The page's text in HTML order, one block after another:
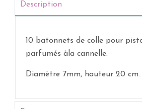
Description
10 batonnets de colle pour
parfumés àla cannelle.
Diamètre 7mm, hauteur 20 cm.